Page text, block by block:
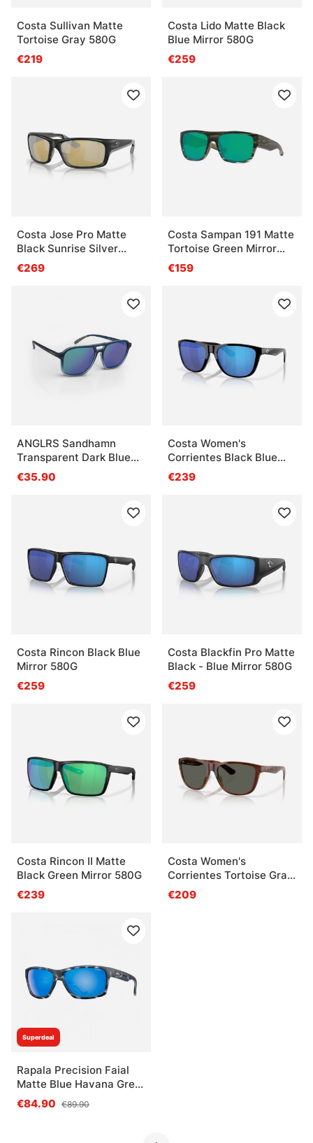
Costa Sullivan Matte
Tortoise Gray 580G
€219
Costa Lido Matte Black
Blue Mirror 580G
€259
Costa Jose Pro Matte
Black Sunrise Silver
Mirror 580G
€269
Costa Sampan 191 Matte
Tortoise Green Mirror
580G
€159
ANGLRS Sandhamn
Transparent Dark Blue
To Light Blue Gradient
€35.90
Costa Women's
Corrientes Black Blue
Mirror 580G
€239
Costa Rincon Black Blue
Mirror 580G
€259
Costa Blackfin Pro Matte
Black - Blue Mirror 580G
€259
Costa Rincon II Matte
Black Green Mirror 580G
€239
Costa Women's
Corrientes Tortoise Gray
580G
€209
Superdeal
Rapala Precision Faial
Matte Blue Havana Grey
Blue Mirror
€84.90 €89.90